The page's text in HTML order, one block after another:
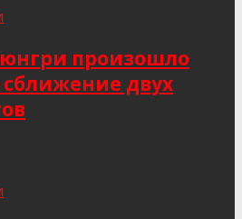
произошло
сближение двух